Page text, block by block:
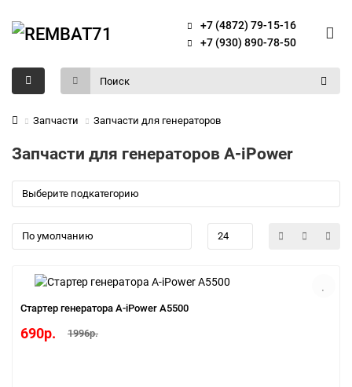
+7 (4872) 79-15-16
+7 (930) 890-78-50
Запчасти Запчасти для генераторов
Запчасти для генераторов A-iPower
Cтартер генератора A-iPower A5500
690р. 1996р.